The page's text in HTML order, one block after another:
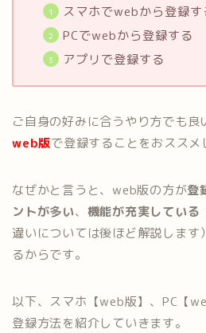
スマホでwebから登録す
PCでwebから登録する
アプリで登録する
ご自身の好みに合うやり方でも
web版で登録することをおススメ
なぜかと言うと、web版の方が登
ントが多い、 機能が充実している
違いについては後ほど解説します
るからです。
以下、スマホ【web版】、PC【
登録方法を紹介していきます。